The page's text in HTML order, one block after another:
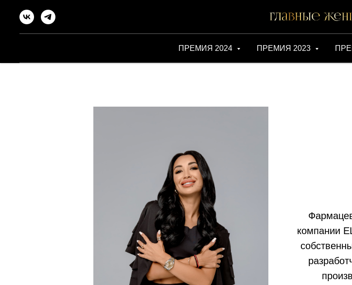
ПРЕМИЯ 2024 ПРЕМИЯ 2023
компании